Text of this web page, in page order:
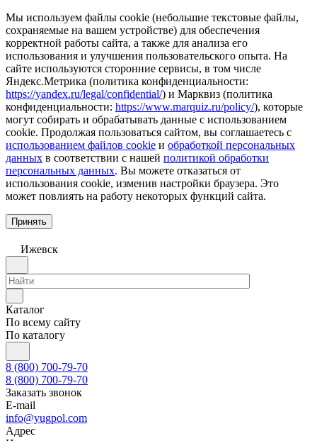
Мы используем файлы cookie (небольшие текстовые файлы,
сохраняемые на вашем устройстве) для обеспечения
корректной работы сайта, а также для анализа его
использования и улучшения пользовательского опыта. На
сайте используются сторонние сервисы, в том числе
Яндекс.Метрика (политика конфиденциальности:
https://yandex.ru/legal/confidential/) и Марквиз (политика
конфиденциальности: https://www.marquiz.ru/policy/), которые
могут собирать и обрабатывать данные с использованием
cookie. Продолжая пользоваться сайтом, вы соглашаетесь с
использованием файлов cookie и обработкой персональных
данных в соответствии с нашей политикой обработки
персональных данных. Вы можете отказаться от
использования cookie, изменив настройки браузера. Это
может повлиять на работу некоторых функций сайта.
Принять
Ижевск
Каталог
По всему сайту
По каталогу
8 (800) 700-79-70
8 (800) 700-79-70
Заказать звонок
E-mail
info@yugpol.com
Адрес